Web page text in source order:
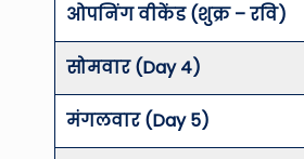
ओपनिंग वीकेंड (शुक्र – रवि)
सोमवार (Day 4)
मंगलवार (Day 5)